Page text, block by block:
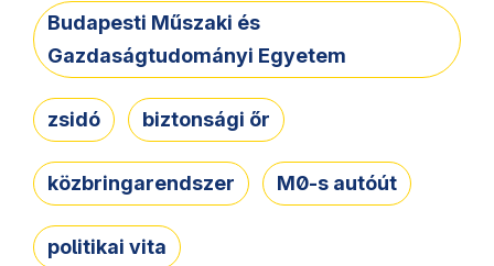
Budapesti Műszaki és
Gazdaságtudományi Egyetem
zsidó biztonsági őr
közbringarendszer M0-s autóút
politikai vita